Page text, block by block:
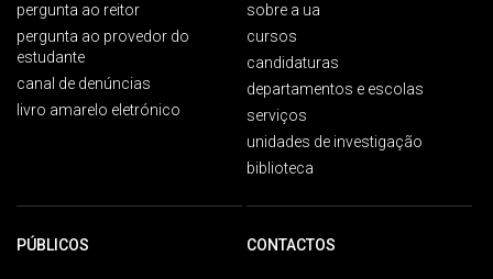
pergunta ao reitor
pergunta ao provedor do
estudante
canal de denúncias
livro amarelo eletrónico
sobre a ua
cursos
candidaturas
departamentos e escolas
serviços
unidades de investigação
biblioteca
PÚBLICOS CONTACTOS